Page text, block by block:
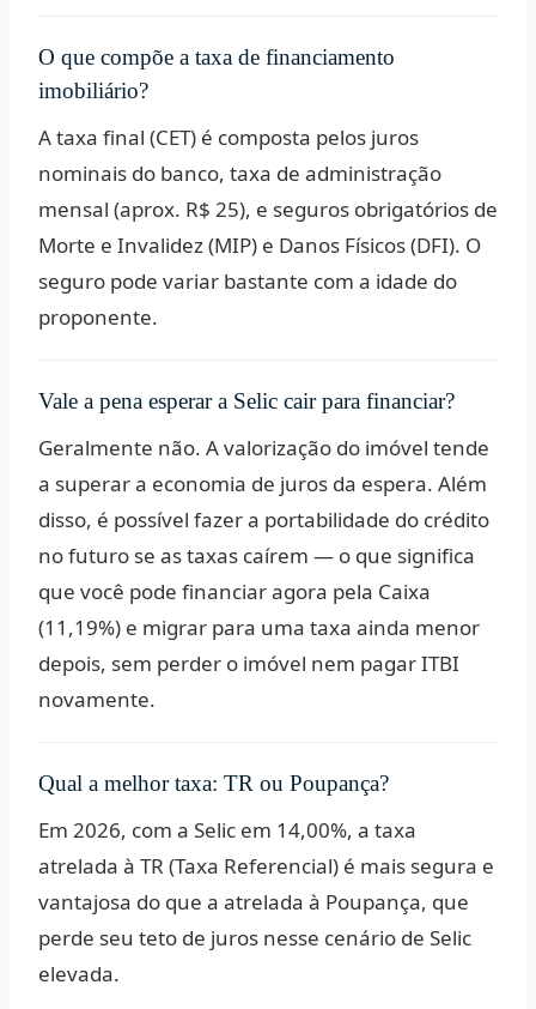
O que compõe a taxa de financiamento
imobiliário?
A taxa final (CET) é composta pelos juros
nominais do banco, taxa de administração
mensal (aprox. R$ 25), e seguros obrigatórios de
Morte e Invalidez (MIP) e Danos Físicos (DFI). O
seguro pode variar bastante com a idade do
proponente.
Vale a pena esperar a Selic cair para financiar?
Geralmente não. A valorização do imóvel tende
a superar a economia de juros da espera. Além
disso, é possível fazer a portabilidade do crédito
no futuro se as taxas caírem — o que significa
que você pode financiar agora pela Caixa
(11,19%) e migrar para uma taxa ainda menor
depois, sem perder o imóvel nem pagar ITBI
novamente.
Qual a melhor taxa: TR ou Poupança?
Em 2026, com a Selic em 14,00%, a taxa
atrelada à TR (Taxa Referencial) é mais segura e
vantajosa do que a atrelada à Poupança, que
perde seu teto de juros nesse cenário de Selic
elevada.